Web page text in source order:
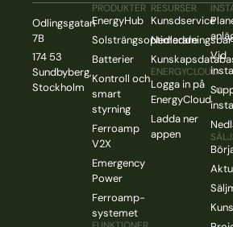
Odlingsgatan
7B
174 53
Sundbyberg,
Stockholm
PRODUKTER
EnergyHub
Solsträngsoptimerare
Batterier
Kontroll och
smart
styrning
Ferroamp
V2X
Emergency
Power
Ferroamp-
systemet
RESURSER
Kunsdservice
ENERGYCLOUD
Logga in på
EnergyCloud
Ladda ner
appen
Vid